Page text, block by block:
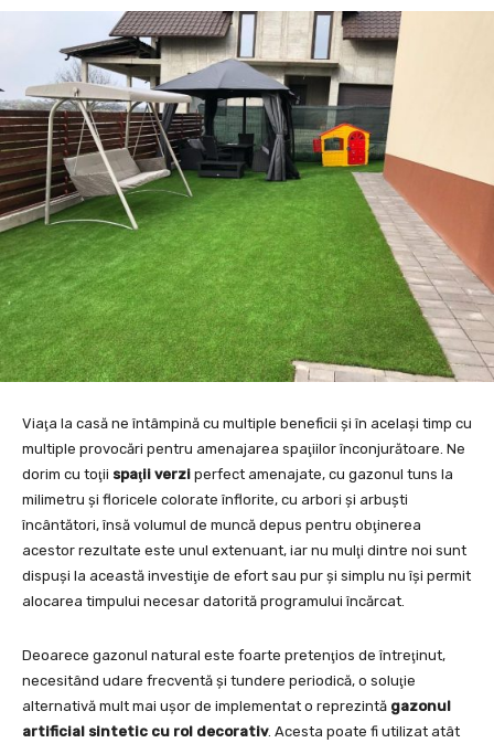
Viaţa la casă ne întâmpină cu multiple beneficii şi în acelaşi timp cu
multiple provocări pentru amenajarea spaţiilor înconjurătoare. Ne
dorim cu toţii spaţii verzi perfect amenajate, cu gazonul tuns la
milimetru şi floricele colorate înflorite, cu arbori şi arbuşti
încântători, însă volumul de muncă depus pentru obţinerea
acestor rezultate este unul extenuant, iar nu mulţi dintre noi sunt
dispuşi la această investiţie de efort sau pur şi simplu nu îşi permit
alocarea timpului necesar datorită programului încărcat.
Deoarece gazonul natural este foarte pretenţios de întreţinut,
necesitând udare frecventă şi tundere periodică, o soluţie
alternativă mult mai uşor de implementat o reprezintă gazonul
artificial sintetic cu rol decorativ. Acesta poate fi utilizat atât